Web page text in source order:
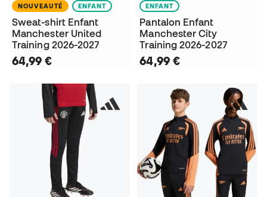
NOUVEAUTÉ ENFANT
Sweat-shirt Enfant
Manchester United
Training 2026-2027
64,99 €
ENFANT
Pantalon Enfant
Manchester City
Training 2026-2027
64,99 €